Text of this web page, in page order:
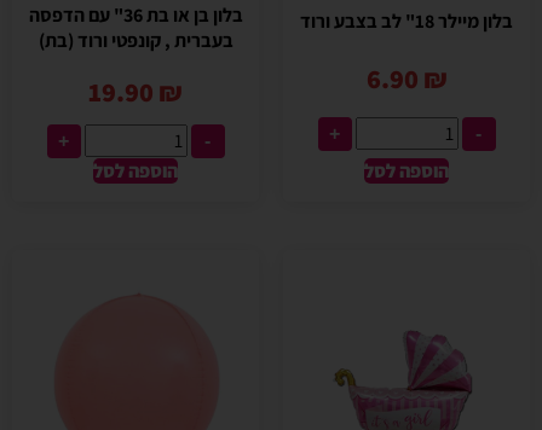
בלון מיילר 18" לב בצבע ורוד
6.90 ₪
-
+
הוספה לסל
בלון בן או בת 36" עם הדפסה
בעברית , קונפטי ורוד (בת)
19.90 ₪
-
+
הוספה לסל